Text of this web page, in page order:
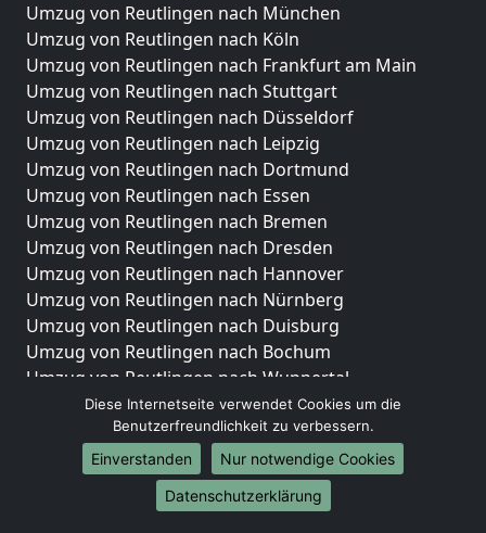
Umzug von Reutlingen nach München
Umzug von Reutlingen nach Köln
Umzug von Reutlingen nach Frankfurt am Main
Umzug von Reutlingen nach Stuttgart
Umzug von Reutlingen nach Düsseldorf
Umzug von Reutlingen nach Leipzig
Umzug von Reutlingen nach Dortmund
Umzug von Reutlingen nach Essen
Umzug von Reutlingen nach Bremen
Umzug von Reutlingen nach Dresden
Umzug von Reutlingen nach Hannover
Umzug von Reutlingen nach Nürnberg
Umzug von Reutlingen nach Duisburg
Umzug von Reutlingen nach Bochum
Umzug von Reutlingen nach Wuppertal
Umzug von Reutlingen nach Bielefeld
Umzug von Reutlingen nach Bonn
Umzug von Reutlingen nach Münster
Internationale-Umzüge
Diese Internetseite verwendet Cookies um die
Benutzerfreundlichkeit zu verbessern.
Einverstanden
Nur notwendige Cookies
Datenschutzerklärung